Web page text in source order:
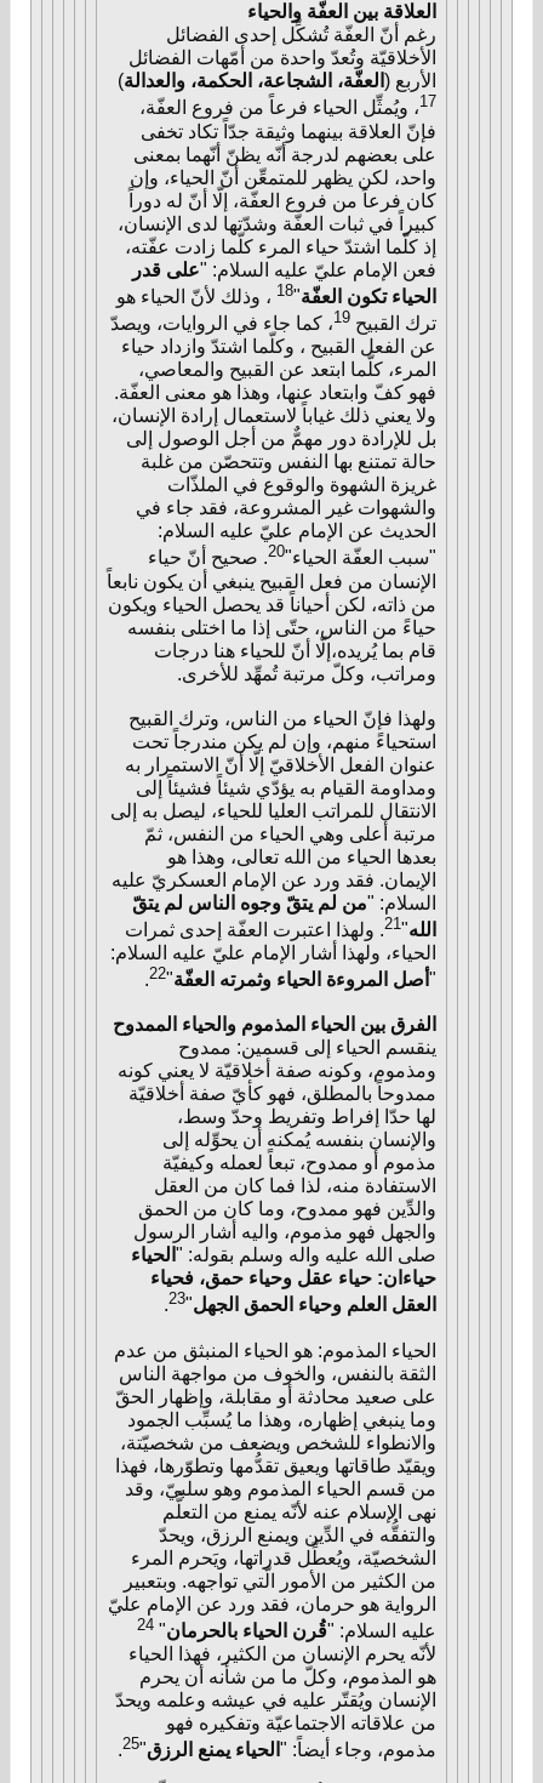
العلاقة بين العفّة والحياء
رغم أنّ العفّة تُشكِّل إحدى الفضائل
الأخلاقيّة وتُعدّ واحدة من أمّهات الفضائل
الأربع ( العفّة، الشجاعة، الحكمة، والعدالة)
17، ويُمثِّل الحياء فرعاً من فروع العفّة،
فإنّ العلاقة بينهما وثيقة جدّاً تكاد تخفى
على بعضهم لدرجة أنّه يظنّ أنّهما بمعنى
واحد، لكن يظهر للمتمعِّن أنّ الحياء، وإن
كان فرعاً من فروع العفّة، إلّا أنّ له دوراً
كبيراً في ثبات العفّة وشدّتها لدى الإنسان،
إذ كلّما اشتدّ حياء المرء كلّما زادت عفّته،
فعن الإمام عليّ عليه السلام: "على قدر
الحياء تكون العفّة"
18 ، وذلك لأنّ الحياء هو
ترك القبيح 19، كما جاء في الروايات، ويصدّ
عن الفعل القبيح ، وكلّما اشتدّ وازداد حياء
المرء، كلّما ابتعد عن القبيح والمعاصي،
فهو كفّ وابتعاد عنها، وهذا هو معنى العفّة.
ولا يعني ذلك غياباً لاستعمال إرادة الإنسان،
بل للإرادة دور مهمٌّ من أجل الوصول إلى
حالة تمتنع بها النفس وتتحصّن من غلبة
غريزة الشهوة والوقوع في الملذّات
والشهوات غير المشروعة، فقد جاء في
الحديث عن الإمام عليّ عليه السلام:
"سبب العفّة الحياء"20. صحيح أنّ حياء
الإنسان من فعل القبيح ينبغي أن يكون نابعاً
من ذاته، لكن أحياناً قد يحصل الحياء ويكون
حياءً من الناس، حتّى إذا ما اختلى بنفسه
قام بما يُريده،إلّا أنّ للحياء هنا درجات
ومراتب، وكلّ مرتبة تُمهِّد للأخرى.
ولهذا فإنّ الحياء من الناس، وترك القبيح
استحياءً منهم، وإن لم يكن مندرجاً تحت
عنوان الفعل الأخلاقيّ إلّا أنّ الاستمرار به
ومداومة القيام به يؤدّي شيئاً فشيئاً إلى
الانتقال للمراتب العليا للحياء، ليصل به إلى
مرتبة أعلى وهي الحياء من النفس، ثمّ
بعدها الحياء من الله تعالى، وهذا هو
الإيمان. فقد ورد عن الإمام العسكريّ عليه
السلام: "من لم يتقّ وجوه الناس لم يتقّ
الله"
21. ولهذا اعتبرت العفّة إحدى ثمرات
الحياء، ولهذا أشار الإمام عليّ عليه السلام:
" أصل المروءة الحياء وثمرته العفّة"
22
.
الفرق بين الحياء المذموم والحياء الممدوح
ينقسم الحياء إلى قسمين: ممدوح
ومذموم، وكونه صفة أخلاقيّة لا يعني كونه
ممدوحاً بالمطلق، فهو كأيّ صفة أخلاقيّة
لها حدّا إفراط وتفريط وحدّ وسط،
والإنسان بنفسه يُمكنه أن يحوِّله إلى
مذموم أو ممدوح، تبعاً لعمله وكيفيّة
الاستفادة منه، لذا فما كان من العقل
والدِّين فهو ممدوح، وما كان من الحمق
والجهل فهو مذموم، واليه أشار الرسول
صلى الله عليه واله وسلم بقوله: " الحياء
حياءان: حياء عقل وحياء حمق، فحياء
العقل العلم وحياء الحمق الجهل"
23
.
الحياء المذموم: هو الحياء المنبثق من عدم
الثقة بالنفس، والخوف من مواجهة الناس
على صعيد محادثة أو مقابلة، وإظهار الحقّ
وما ينبغي إظهاره، وهذا ما يُسبِّب الجمود
والانطواء للشخص ويضعف من شخصيّتة،
ويقيّد طاقاتها ويعيق تقدُّمها وتطوّرها، فهذا
من قسم الحياء المذموم وهو سلبيّ، وقد
نهى الإسلام عنه لأنّه يمنع من التعلُّم
والتفقُّه في الدِّين ويمنع الرزق، ويحدّ
الشخصيّة، ويُعطِّل قدراتها، ويَحرم المرء
من الكثير من الأمور الّتي تواجهه. وبتعبير
الرواية هو حرمان، فقد ورد عن الإمام عليّ
عليه السلام: "قُرن الحياء بالحرمان"
24
لأنّه يحرم الإنسان من الكثير، فهذا الحياء
هو المذموم، وكلّ ما من شأنه أن يحرم
الإنسان ويُقتّر عليه في عيشه وعلمه ويحدّ
من علاقاته الاجتماعيّة وتفكيره فهو
مذموم، وجاء أيضاً: " الحياء يمنع الرزق"
25
.